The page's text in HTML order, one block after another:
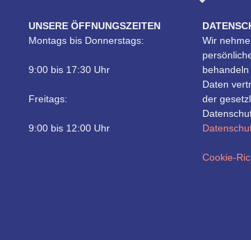
UNSERE ÖFFNUNGSZEITEN
Montags bis Donnerstags:
9:00 bis 17:30 Uhr
Freitags:
9:00 bis 12:00 Uhr
Wir
Daten
der
Cookie-